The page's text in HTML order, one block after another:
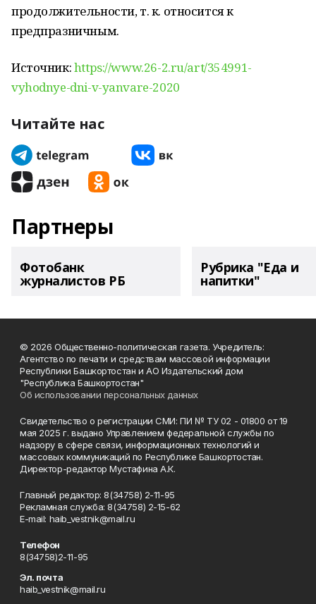
продолжительности, т. к. относится к
предпразничным.
Источник:https://www.26-2.ru/art/354991-
vyhodnye-dni-v-yanvare-2020
Читайте нас
Партнеры
Фотобанк
журналистов РБ
Рубрика "Еда и
напитки"
© 2026 Общественно-политическая газета. Учредитель:
Агентство по печати и средствам массовой информации
Республики Башкортостан и АО Издательский дом
"Республика Башкортостан"
Об использовании персональных данных
Свидетельство о регистрации СМИ: ПИ № ТУ 02 - 01800 от 19
мая 2025 г. выдано Управлением федеральной службы по
надзору в сфере связи, информационных технологий и
массовых коммуникаций по Республике Башкортостан.
Директор-редактор Мустафина А.К.
Главный редактор: 8(34758) 2-11-95
Рекламная служба: 8(34758) 2-15-62
Е-mаil: haib_vestnik@mail.ru
Телефон
8(34758)2-11-95
Эл. почта
haib_vestnik@mail.ru